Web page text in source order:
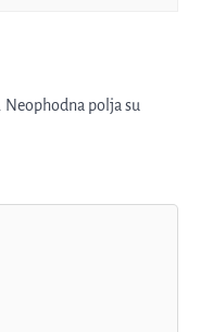
Neophodna polja su